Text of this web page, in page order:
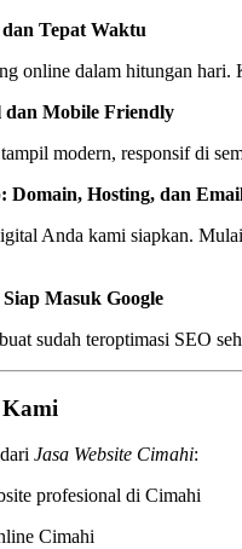
Tepat Waktu
online dalam hitungan
dan Mobile Friendly
modern, responsif di
Domain, Hosting, dan
Anda kami siapkan.
Masuk Google
sudah teroptimasi SEO
Jasa Website Cimahi:
profesional di Cimahi
Cimahi